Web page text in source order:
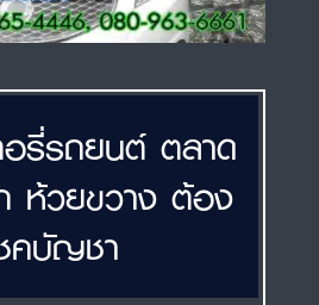
อรี่รถยนต์ ตลาด
ห้วยขวาง ต้อง
คบัญชา